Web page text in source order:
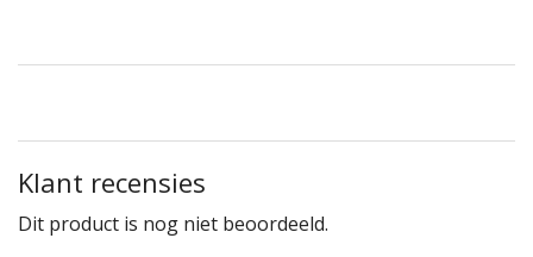
Klant recensies
Dit product is nog niet beoordeeld.